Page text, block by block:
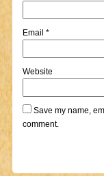
Email *
Website
Save my name,
comment.